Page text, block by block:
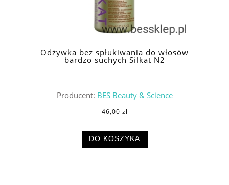
Odżywka bez spłukiwania do włosów
bardzo suchych Silkat N2
Producent: BES Beauty & Science
46,00 zł
DO KOSZYKA